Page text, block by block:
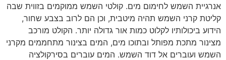
אנרגיית השמש לחימום מים. קולטי השמש ממוקמים בזווית שבה
קליטת קרני השמש תהיה מיטבית, וכן הם לרוב בצבע שחור,
הידוע ביכולותיו לקלוט כמות אור גדולה יותר. הקולט מורכב
מצינור מתכת מפותל ובתוכו מים, המים בצינור מתחממים מקרני
השמש ועוברים אל דוד השמש. המים עוברים בסירקולציה